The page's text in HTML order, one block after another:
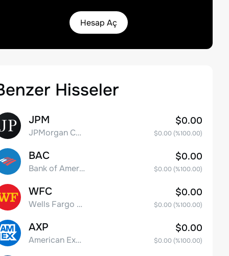
Hesap Aç
Hisseler
JPM
JPMorgan Chase & Co.
$0.00
$0.00(%100.00)
BAC
Bank of America Corporation
$0.00
$0.00(%100.00)
WFC
Wells Fargo & Co.
$0.00
$0.00(%100.00)
AXP
American Express Company
$0.00
$0.00(%100.00)